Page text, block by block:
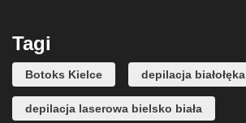
Tagi
Botoks Kielce depilacja białołęka
depilacja laserowa bielsko biała